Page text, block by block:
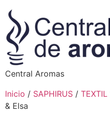
Central Aromas
Inicio / SAPHIRUS / TEXTIL
& Elsa